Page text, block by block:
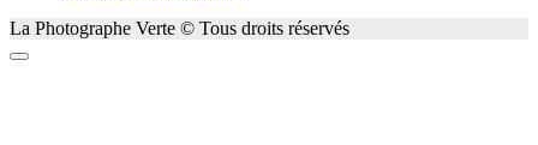
La Photographe Verte © Tous droits réservés
Défilement